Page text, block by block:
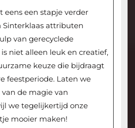
eens een stapje verder
Sinterklaas attributen
van gerecyclede
niet alleen leuk en creatief,
keuze die bijdraagt
feestperiode. Laten we
de magie van
we tegelijkertijd onze
mooier maken!